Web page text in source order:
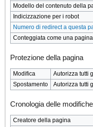
Modello del contenuto della
Indicizzazione per i robot
Numero di redirect a questa
Conteggiata come una
Protezione della pagina
Modifica
Autorizza tutti
Spostamento
Autorizza tutti
Cronologia delle modifiche
Creatore della pagina